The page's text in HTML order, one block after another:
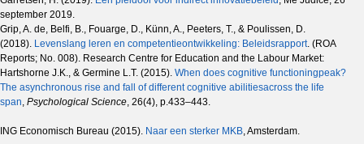
september 2019.
Grip, A. de, Belfi, B., Fouarge, D., Künn, A., Peeters, T., & Poulissen, D.
(2018). Levenslang leren en competentieontwikkeling: Beleidsrapport. (ROA
Reports; No. 008). Research Centre for Education and the Labour Market:
Hartshorne J.K., & Germine L.T. (2015). When does cognitive functioningpeak?
The asynchronous rise and fall of different cognitive abilitiesacross the life
span Psychological Science , 26(4), p.433–443.
ING Economisch Bureau (2015). Naar een sterker MKB , Amsterdam.